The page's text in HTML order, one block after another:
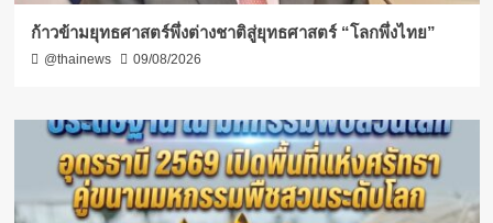
ก้าวข้ามยุทธศาสตร์พึ่งต่างชาติสู่ยุทธศาสตร์ “โลกพึ่งไทย”
@thainews 09/08/2026